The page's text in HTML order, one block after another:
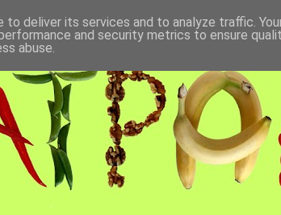
deliver its services and to analyze traffic.
and security metrics to ensure
abuse.